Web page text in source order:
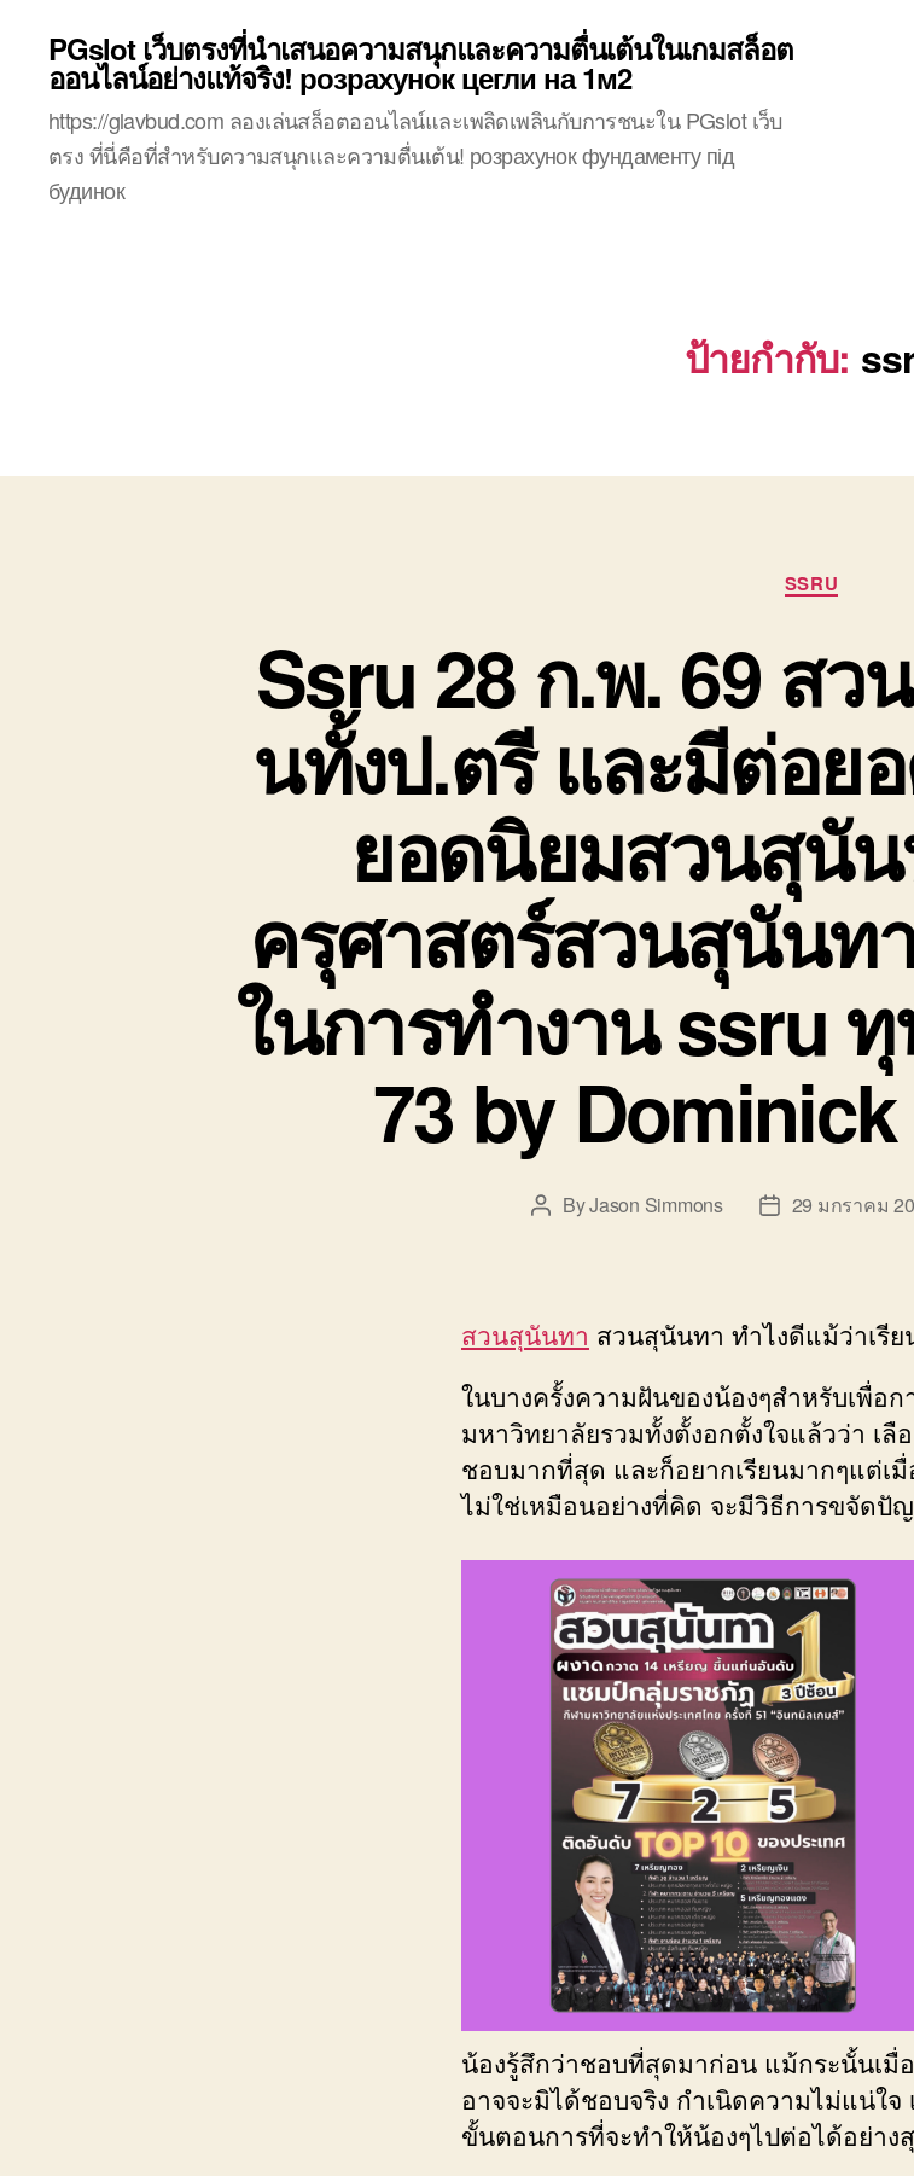
PGslot เว็บตรงที่นำเสนอความสนุกและความตื่นเต้นในเกมสล็อต
ออนไลน์อย่างแท้จริง! розрахунок цегли на 1м2
https://glavbud.com ลองเล่นสล็อตออนไลน์และเพลิดเพลินกับการชนะใน PGslot เว็บ
ตรง ที่นี่คือที่สำหรับความสนุกและความตื่นเต้น! розрахунок фундаменту під
будинок
ป้ายกำกับ:
Categories
SSRU
Ssru 28 ก.พ. 69 สว
นทั้งป.ตรี และมีต่อย
ยอดนิยมสวนสุนั
ครุศาสตร์สวนสุนันท
ในการทำงาน ssru
73 by
PostByJason Simmons
Post29 มกราคม
สวนสุนันทา สวนสุนันทา ทำไงดีแม้ว่าเรี
ในบางครั้งความฝันของน้องๆสำหรับเพื่อ
มหาวิทยาลัยรวมทั้งตั้งอกตั้งใจแล้วว่า เลื
ชอบมากที่สุด และก็อยากเรียนมากๆแต่เมื่
ไม่ใช่เหมือนอย่างที่คิด จะมีวิธีการขจัดปั
น้องรู้สึกว่าชอบที่สุดมาก่อน แม้กระนั้นเมื่
อาจจะมิได้ชอบจริง กำเนิดความไม่แน่ใจ
ขั้นตอนการที่จะทำให้น้องๆไปต่อได้อย่าง